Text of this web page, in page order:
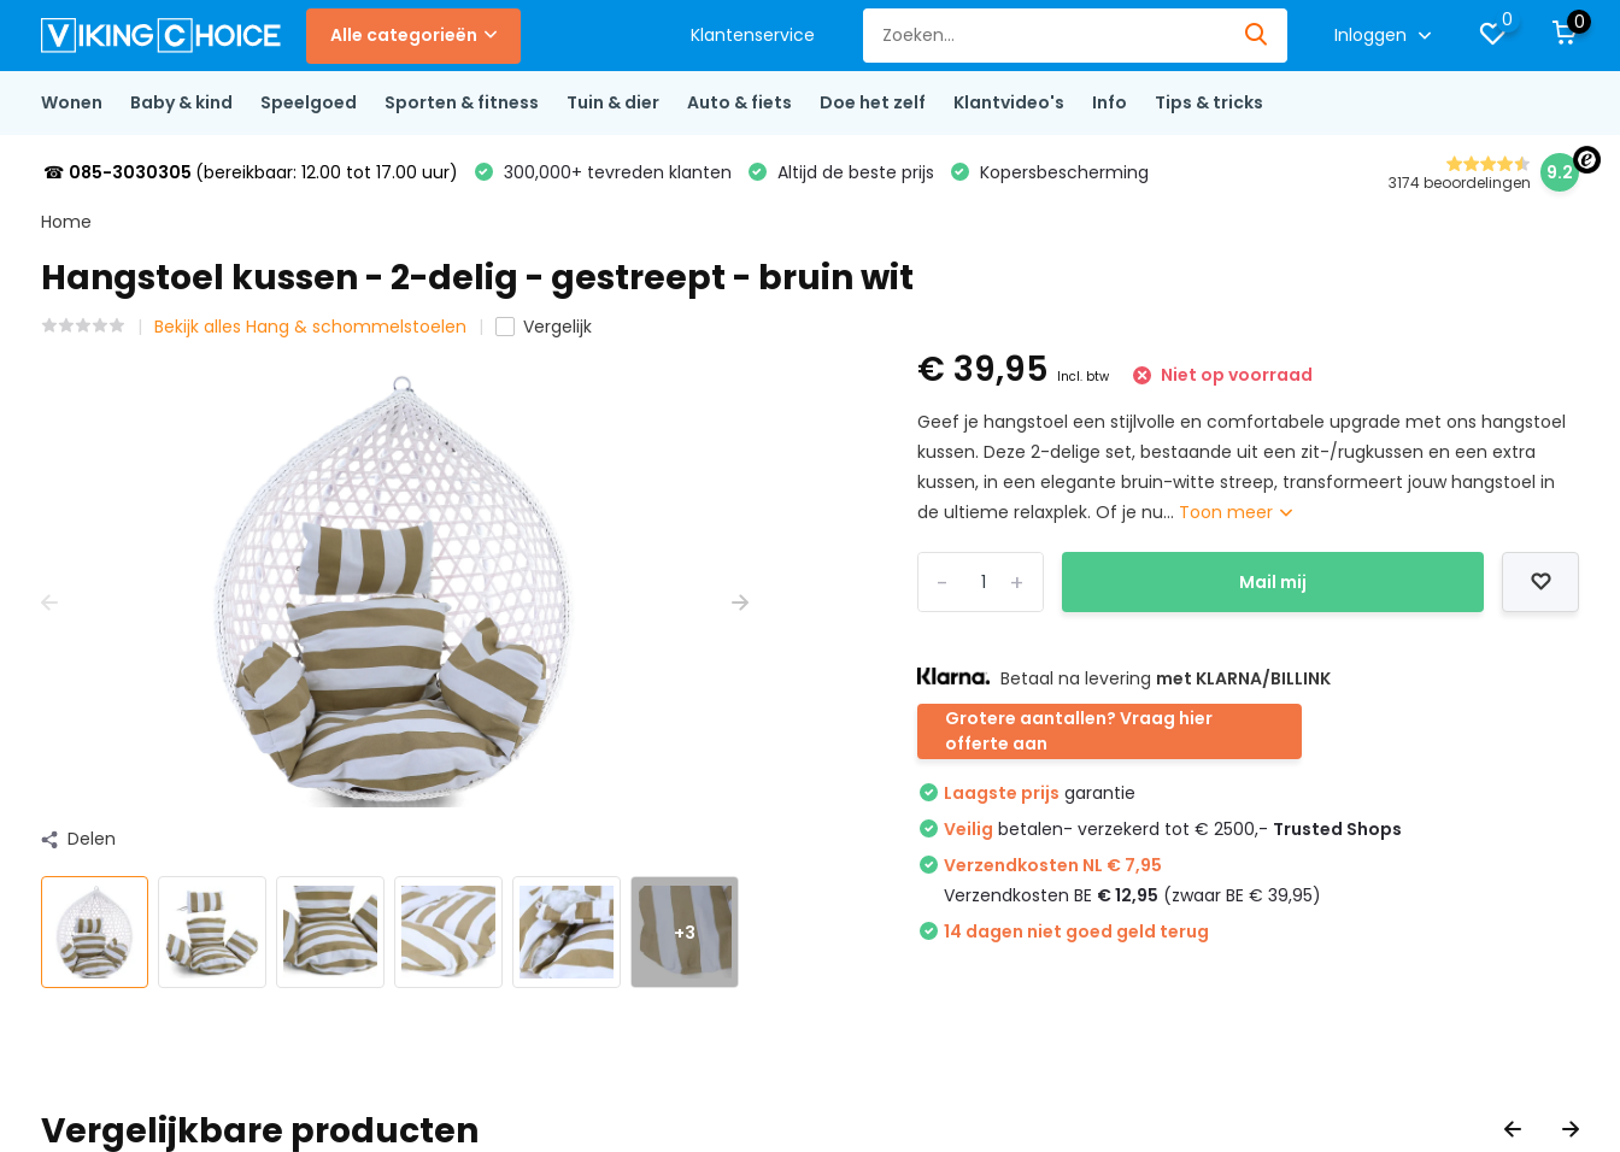
Alle categorieën Klantenservice Inloggen
0 0
Wonen Baby & kind Speelgoed Sporten & fitness Tuin & dier Auto & fiets Doe het zelf Klantvideo's Info Tips & tricks
☎ 085-3030305 (bereikbaar: 12.00 tot 17.00 uur) 300,000+ tevreden klanten Altijd de beste prijs Kopersbescherming 3174 beoordelingen 9.2
Home
Hangstoel kussen - 2-delig - gestreept - bruin wit
Bekijk alles Hang & schommelstoelen Vergelijk
Delen
+3
€ 39,95 Incl. btw
Niet op voorraad
Geef je hangstoel een stijlvolle en comfortabele upgrade met ons hangstoel
kussen. Deze 2-delige set, bestaande uit een zit-/rugkussen en een extra
kussen, in een elegante bruin-witte streep, transformeert jouw hangstoel in
de ultieme relaxplek. Of je nu... Toon meer
+
- Mail mij
Betaal na levering met KLARNA/BILLINK
Grotere aantallen? Vraag hier
offerte aan
Laagste prijs garantie
Veilig betalen- verzekerd tot € 2500,- Trusted Shops
Verzendkosten NL € 7,95
Verzendkosten BE € 12,95 (zwaar BE € 39,95)
14 dagen niet goed geld terug
Vergelijkbare producten